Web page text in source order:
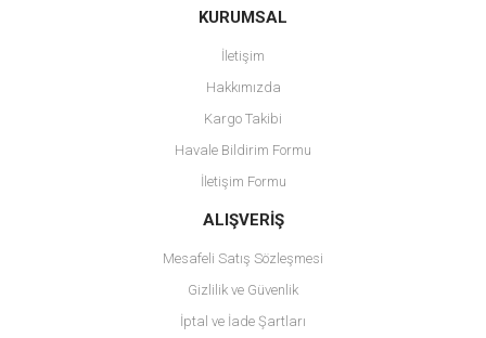
Bu ürüne ilk yorumu siz yapın!
Ürün resmi kalitesiz, bozuk veya görüntülenemiyor.
Ürün açıklamasında eksik bilgiler bulunuyor.
Ürün bilgilerinde hatalar bulunuyor.
Ürün fiyatı diğer sitelerden daha pahalı.
Bu ürüne benzer farklı alternatifler olmalı.
KURUMSAL
İletişim
Hakkımızda
Kargo Takibi
Havale Bildirim Formu
İletişim Formu
ALIŞVERİŞ
Mesafeli Satış Sözleşmesi
Gizlilik ve Güvenlik
İptal ve İade Şartları